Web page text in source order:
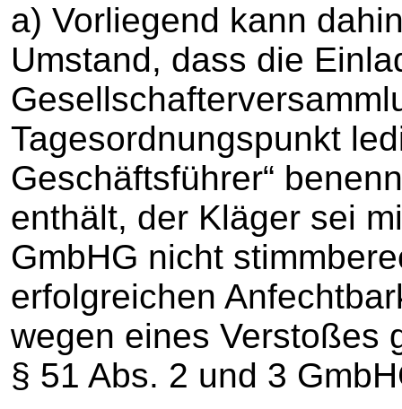
a) Vorliegend kann
Umstand, dass die
Tagesordnungspunkt
Geschäftsführer“
enthält, der Kläger sei
GmbHG nicht
erfolgreichen
wegen eines Verstoßes
§ 51 Abs. 2 und 3